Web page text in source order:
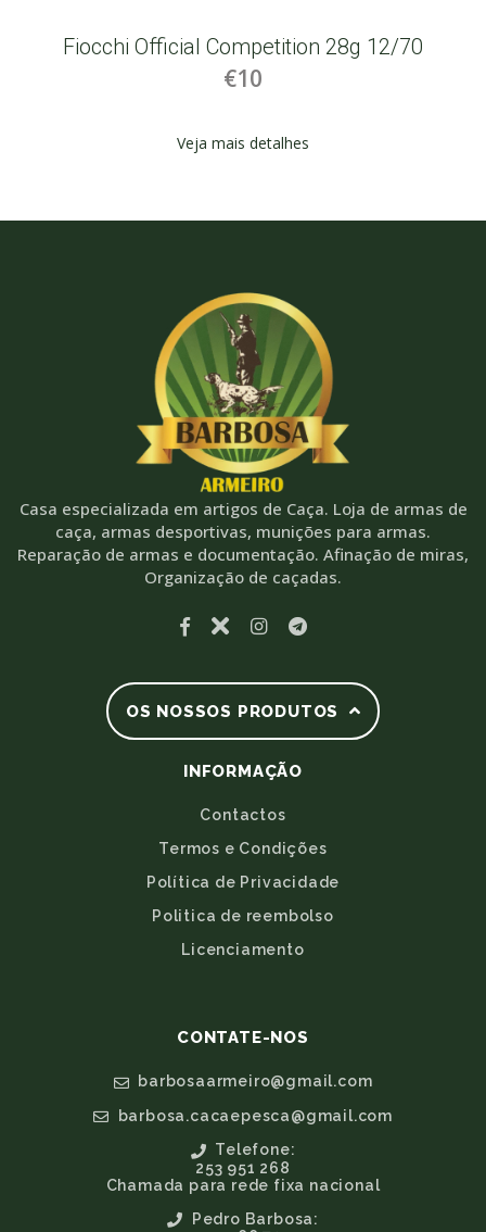
Fiocchi Official Competition 28g 12/70
€10
Veja mais detalhes
Casa especializada em artigos de Caça. Loja de armas de
caça, armas desportivas, munições para armas.
Reparação de armas e documentação. Afinação de miras,
Organização de caçadas.
OS NOSSOS PRODUTOS
INFORMAÇÃO
Contactos
Termos e Condições
Política de Privacidade
Politica de reembolso
Licenciamento
CONTATE-NOS
barbosaarmeiro@gmail.com
barbosa.cacaepesca@gmail.com
Telefone:
253 951 268
Chamada para rede fixa nacional
Pedro Barbosa: